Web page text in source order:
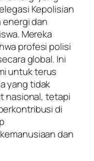
Kepolisian
energi dan
Mereka
profesi polisi
global. Ini
untuk terus
yang tidak
nasional, tetapi
di
dan